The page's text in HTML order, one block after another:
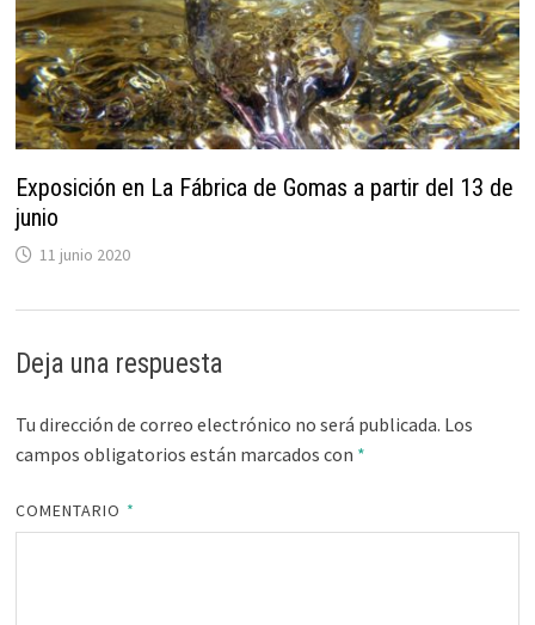
Exposición en La Fábrica de Gomas a partir del 13 de
junio
11 junio 2020
Deja una respuesta
Tu dirección de correo electrónico no será publicada. Los
campos obligatorios están marcados con *
COMENTARIO *